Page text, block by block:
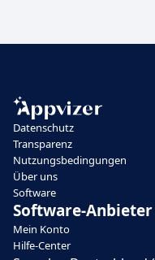
Datenschutz
Transparenz
Nutzungsbedingungen
Über uns
Software
Software-Anbieter
Mein Konto
Hilfe-Center